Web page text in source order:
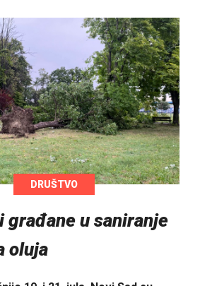
DRUŠTVO
građane u saniranje
oluja